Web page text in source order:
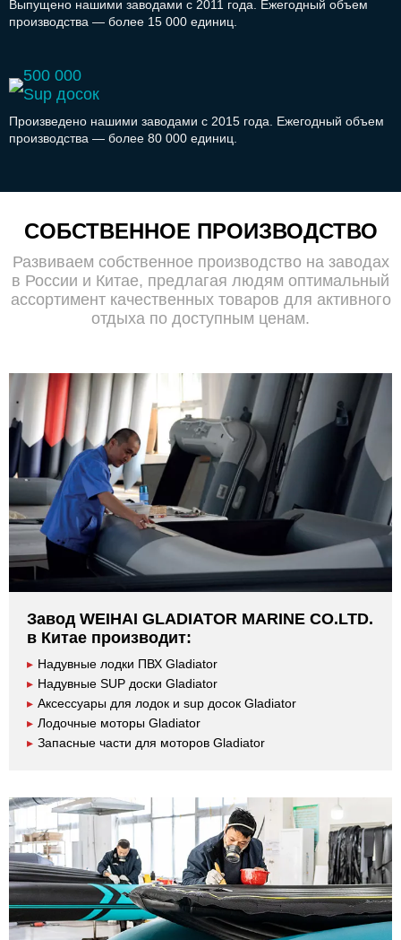
Выпущено нашими заводами с 2011 года. Ежегодный объем
производства — более 15 000 единиц.
500 000
Sup досок
Произведено нашими заводами с 2015 года. Ежегодный объем
производства — более 80 000 единиц.
CОБСТВЕННОЕ ПРОИЗВОДСТВО
Развиваем собственное производство на заводах
в России и Китае, предлагая людям оптимальный
ассортимент качественных товаров для активного
отдыха по доступным ценам.
Завод WEIHAI GLADIATOR MARINE CO.LTD.
в Китае производит:
▸ Надувные лодки ПВХ Gladiator
▸ Надувные SUP доски Gladiator
▸ Аксессуары для лодок и sup досок Gladiator
▸ Лодочные моторы Gladiator
▸ Запасные части для моторов Gladiator